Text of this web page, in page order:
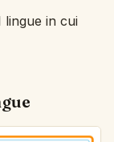
lingue in cui